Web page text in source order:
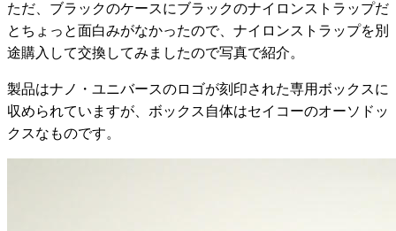
ただ、ブラックのケースにブラックのナイロンストラップだ
とちょっと面白みがなかったので、ナイロンストラップを別
途購入して交換してみましたので写真で紹介。
製品はナノ・ユニバースのロゴが刻印された専用ボックスに
収められていますが、ボックス自体はセイコーのオーソドッ
クスなものです。